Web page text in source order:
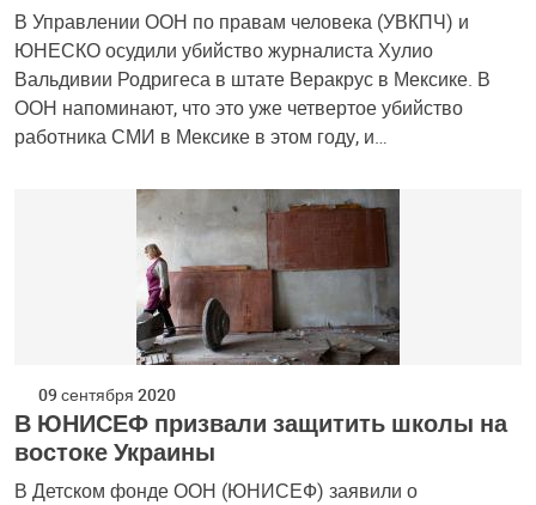
В Управлении ООН по правам человека (УВКПЧ) и
ЮНЕСКО осудили убийство журналиста Хулио
Вальдивии Родригеса в штате Веракрус в Мексике. В
ООН напоминают, что это уже четвертое убийство
работника СМИ в Мексике в этом году, и…
09 сентября 2020
В ЮНИСЕФ призвали защитить школы на
востоке Украины
В Детском фонде ООН (ЮНИСЕФ) заявили о